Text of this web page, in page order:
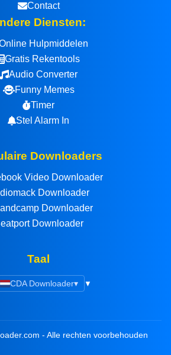
Contact
Diensten:
Hulpmiddelen
Gratis Rekentools
Audio Converter
Funny Memes
Timer
Stel Alarm In
Downloaders
Video Downloader
Downloader
Downloader
Downloader
Taal
CDA Downloader▾
- Alle rechten voorbehouden